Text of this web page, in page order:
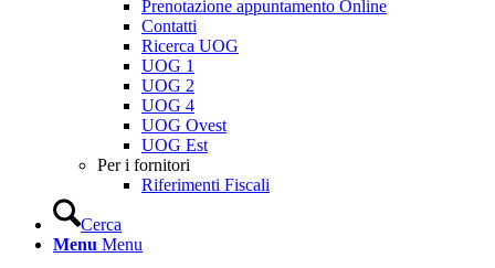
Prenotazione appuntamento Online
Contatti
Ricerca UOG
UOG 1
UOG 2
UOG 4
UOG Ovest
UOG Est
Per i fornitori
Riferimenti Fiscali
Cerca
Menu Menu